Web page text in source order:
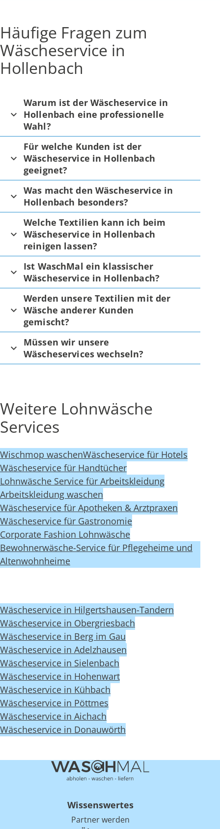
Häufige Fragen zum
Wäscheservice in
Hollenbach
Warum ist der Wäscheservice in
Hollenbach eine professionelle
Wahl?
Für welche Kunden ist der
Wäscheservice in Hollenbach
geeignet?
Was macht den Wäscheservice in
Hollenbach besonders?
Welche Textilien kann ich beim
Wäscheservice in Hollenbach
reinigen lassen?
Ist WaschMal ein klassischer
Wäscheservice in Hollenbach?
Werden unsere Textilien mit der
Wäsche anderer Kunden
gemischt?
Müssen wir unsere
Wäscheservices wechseln?
Weitere Lohnwäsche
Services
Wischmop waschenWäscheservice für Hotels
Wäscheservice für Handtücher
Lohnwäsche Service für Arbeitskleidung
Arbeitskleidung waschen
Wäscheservice für Apotheken & Arztpraxen
Wäscheservice für Gastronomie
Corporate Fashion Lohnwäsche
Bewohnerwäsche-Service für Pflegeheime und
Altenwohnheime
Wäscheservice in Hilgertshausen-Tandern
Wäscheservice in Obergriesbach
Wäscheservice in Berg im Gau
Wäscheservice in Adelzhausen
Wäscheservice in Sielenbach
Wäscheservice in Hohenwart
Wäscheservice in Kühbach
Wäscheservice in Pöttmes
Wäscheservice in Aichach
Wäscheservice in Donauwörth
Wissenswertes
Partner werden